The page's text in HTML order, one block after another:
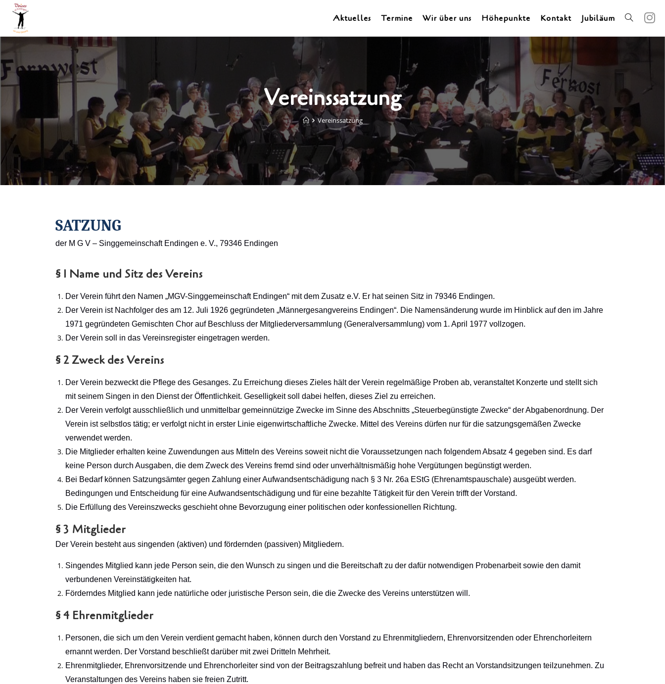
Aktuelles Termine Wir über uns Höhepunkte Kontakt Jubiläum
Vereinssatzung
Vereinssatzung
SATZUNG
der M G V – Singgemeinschaft Endingen e. V., 79346 Endingen
§ 1 Name und Sitz des Vereins
Der Verein führt den Namen „MGV-Singgemeinschaft Endingen“ mit dem Zusatz e.V. Er hat seinen Sitz in 79346 Endingen.
Der Verein ist Nachfolger des am 12. Juli 1926 gegründeten „Männergesangvereins Endingen“. Die Namensänderung wurde im Hinblick auf den im Jahre
1971 gegründeten Gemischten Chor auf Beschluss der Mitgliederversammlung (Generalversammlung) vom 1. April 1977 vollzogen.
Der Verein soll in das Vereinsregister eingetragen werden.
§ 2 Zweck des Vereins
Der Verein bezweckt die Pflege des Gesanges. Zu Erreichung dieses Zieles hält der Verein regelmäßige Proben ab, veranstaltet Konzerte und stellt sich
mit seinem Singen in den Dienst der Öffentlichkeit. Geselligkeit soll dabei helfen, dieses Ziel zu erreichen.
Der Verein verfolgt ausschließlich und unmittelbar gemeinnützige Zwecke im Sinne des Abschnitts „Steuerbegünstigte Zwecke“ der Abgabenordnung. Der
Verein ist selbstlos tätig; er verfolgt nicht in erster Linie eigenwirtschaftliche Zwecke. Mittel des Vereins dürfen nur für die satzungsgemäßen Zwecke
verwendet werden.
Die Mitglieder erhalten keine Zuwendungen aus Mitteln des Vereins soweit nicht die Voraussetzungen nach folgendem Absatz 4 gegeben sind. Es darf
keine Person durch Ausgaben, die dem Zweck des Vereins fremd sind oder unverhältnismäßig hohe Vergütungen begünstigt werden.
Bei Bedarf können Satzungsämter gegen Zahlung einer Aufwandsentschädigung nach § 3 Nr. 26a EStG (Ehrenamtspauschale) ausgeübt werden.
Bedingungen und Entscheidung für eine Aufwandsentschädigung und für eine bezahlte Tätigkeit für den Verein trifft der Vorstand.
Die Erfüllung des Vereinszwecks geschieht ohne Bevorzugung einer politischen oder konfessionellen Richtung.
§ 3 Mitglieder
Der Verein besteht aus singenden (aktiven) und fördernden (passiven) Mitgliedern.
Singendes Mitglied kann jede Person sein, die den Wunsch zu singen und die Bereitschaft zu der dafür notwendigen Probenarbeit sowie den damit
verbundenen Vereinstätigkeiten hat.
Förderndes Mitglied kann jede natürliche oder juristische Person sein, die die Zwecke des Vereins unterstützen will.
§ 4 Ehrenmitglieder
Personen, die sich um den Verein verdient gemacht haben, können durch den Vorstand zu Ehrenmitgliedern, Ehrenvorsitzenden oder Ehrenchorleitern
ernannt werden. Der Vorstand beschließt darüber mit zwei Dritteln Mehrheit.
Ehrenmitglieder, Ehrenvorsitzende und Ehrenchorleiter sind von der Beitragszahlung befreit und haben das Recht an Vorstandsitzungen teilzunehmen. Zu
Veranstaltungen des Vereins haben sie freien Zutritt.